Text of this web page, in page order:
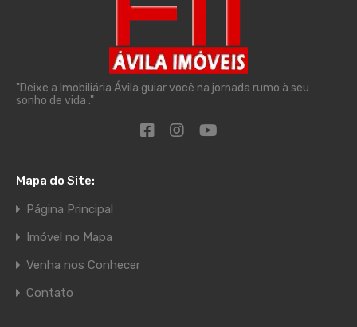
"Deixe a Imobiliária Ávila guiar você na jornada rumo à seu
sonho de vida ."
Mapa do Site:
Página Principal
Imóvel no Mapa
Venha nos Conhecer
Contato